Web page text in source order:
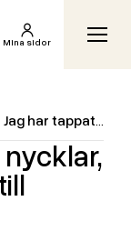
Mina sidor
Jag har tappat mina nycklar, har ni huvudnyckel till lägenheten?